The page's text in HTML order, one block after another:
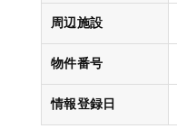
周辺施設
物件番号
情報登録日